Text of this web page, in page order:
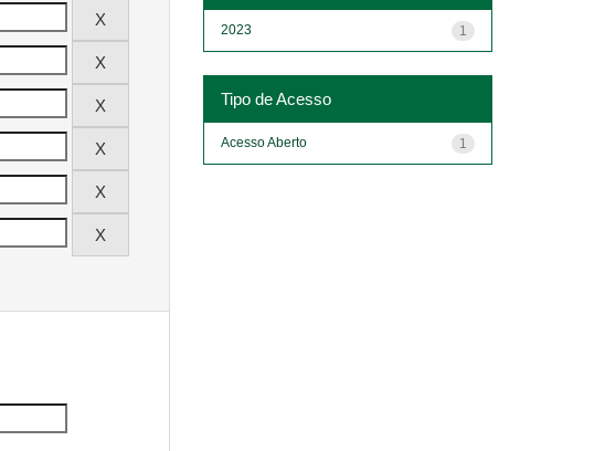
1
2023
Tipo de Acesso
1
Acesso Aberto